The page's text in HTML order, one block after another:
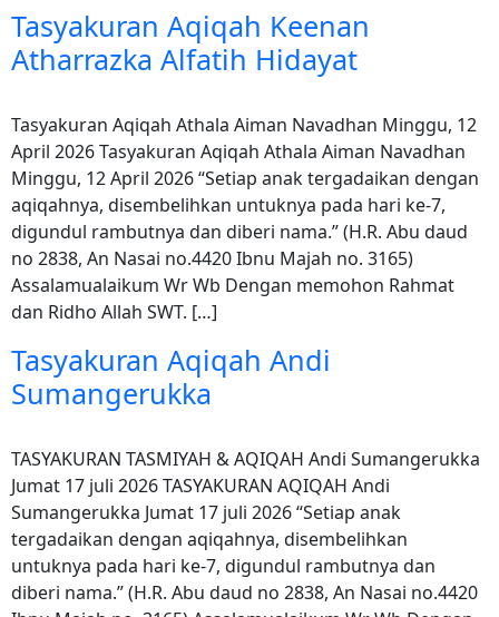
Tasyakuran Aqiqah Keenan
Atharrazka Alfatih Hidayat
Tasyakuran Aqiqah Athala Aiman Navadhan Minggu, 12
April 2026 Tasyakuran Aqiqah Athala Aiman Navadhan
Minggu, 12 April 2026 “Setiap anak tergadaikan dengan
aqiqahnya, disembelihkan untuknya pada hari ke-7,
digundul rambutnya dan diberi nama.” (H.R. Abu daud
no 2838, An Nasai no.4420 Ibnu Majah no. 3165)
Assalamualaikum Wr Wb Dengan memohon Rahmat
dan Ridho Allah SWT. […]
Tasyakuran Aqiqah Andi
Sumangerukka
TASYAKURAN TASMIYAH & AQIQAH Andi Sumangerukka
Jumat 17 juli 2026 TASYAKURAN AQIQAH Andi
Sumangerukka Jumat 17 juli 2026 “Setiap anak
tergadaikan dengan aqiqahnya, disembelihkan
untuknya pada hari ke-7, digundul rambutnya dan
diberi nama.” (H.R. Abu daud no 2838, An Nasai no.4420